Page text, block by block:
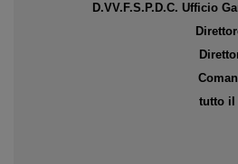
D.VV.F.S.P.D.C. Ufficio
tutto il